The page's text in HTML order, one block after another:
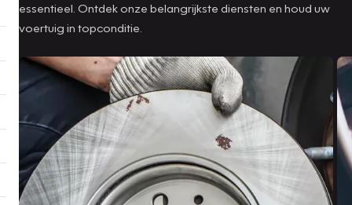
essentieel. Ontdek onze belangrijkste diensten en houd uw
voertuig in topconditie.